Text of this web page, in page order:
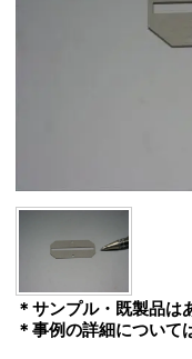
＊サンプル・既製品は
＊事例の詳細について